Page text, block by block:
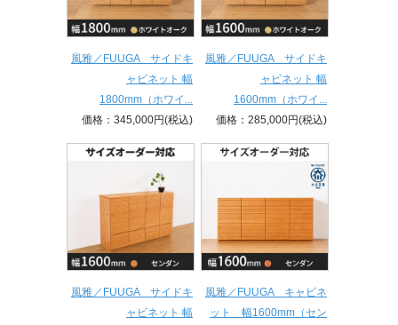
風雅／FUUGA サイドキ
ャビネット 幅
1800mm（ホワイ...
価格：345,000円(税込)
風雅／FUUGA サイドキ
ャビネット 幅
1600mm（ホワイ...
価格：285,000円(税込)
風雅／FUUGA サイドキ
ャビネット 幅
風雅／FUUGA キャビネ
ット 幅1600mm（セン